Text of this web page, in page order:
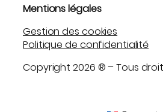
Mentions légales
Gestion des cookies
Politique de confidentialité
Copyright 2026 ® – Tous